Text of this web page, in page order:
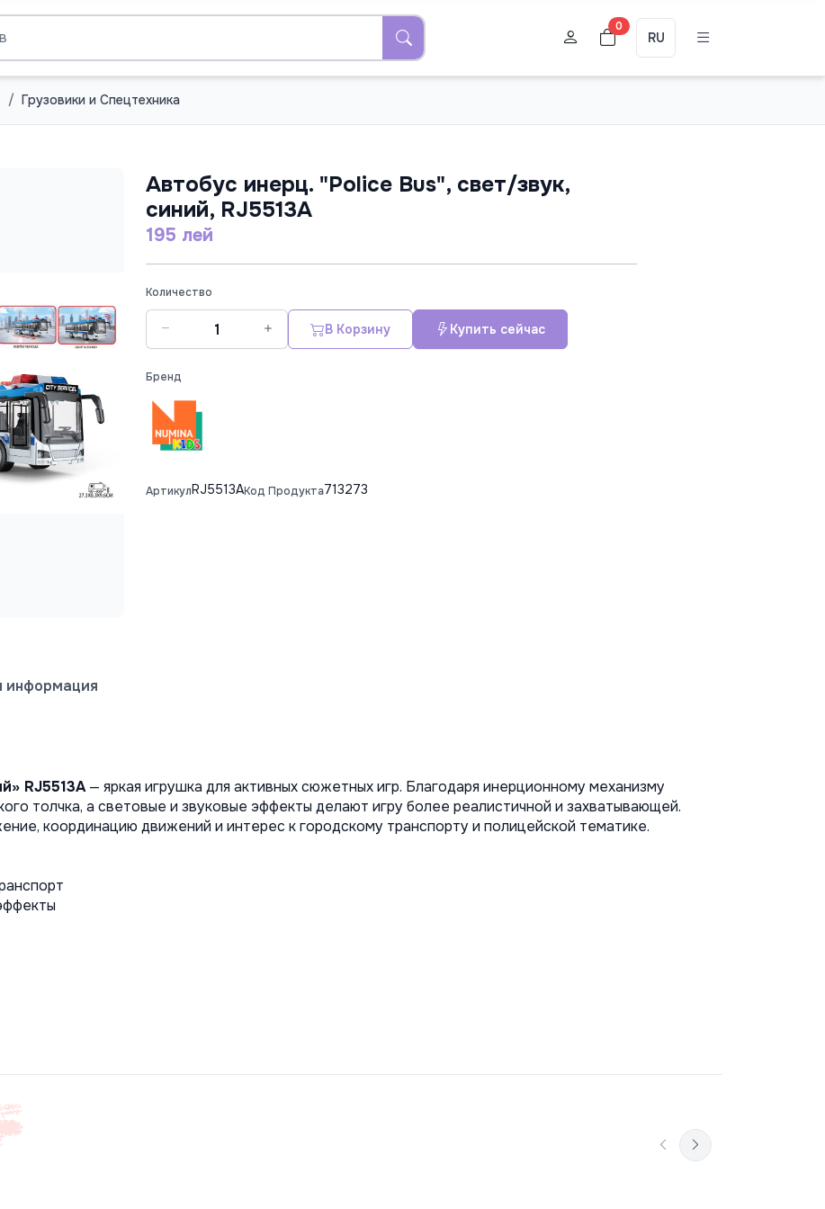
0
RU
Грузовики и Спецтехника
Автобус инерц. "Police Bus", свет/звук,
синий, RJ5513A
195 лей
Количество
В Корзину Купить сейчас
Бренд
АртикулRJ5513AКод Продукта713273
информация
RJ5513A — яркая игрушка для активных сюжетных игр. Благодаря инерционному механизму
толчка, а световые и звуковые эффекты делают игру более реалистичной и захватывающей.
координацию движений и интерес к городскому транспорту и полицейской тематике.